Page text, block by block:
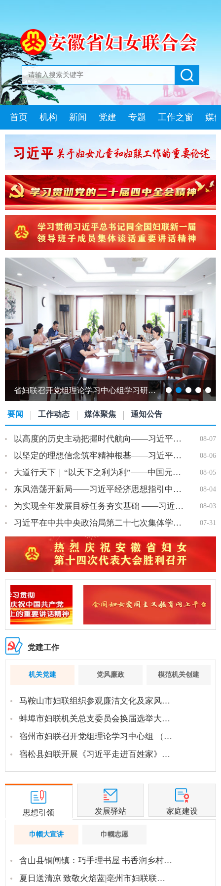
首页 机构 新闻 党建 专题 工作之窗 媒
省妇联召开党组理论学习中心组学习研讨会议
要闻 工作动态 媒体聚焦 通知公告
08-07
以高度的历史主动把握时代航向——习近平党建思想理论品格系列述…
08-06
以坚定的理想信念筑牢精神根基——习近平党建思想理论品格系列述…
08-05
大道行天下｜“以天下之利为利”——中国元首外交的世界情怀与大…
08-04
东风浩荡开新局——习近平经济思想指引中国经济高质量发展行稳致…
08-03
为实现全年发展目标任务夯实基础 ——习近平总书记引领“十五五…
07-31
习近平在中共中央政治局第二十七次集体学习时强调 强化政治引领 …
党建工作
机关党建 党风廉政 模范机关创建
马鞍山市妇联组织参观廉洁文化及家风…
蚌埠市妇联机关总支委员会换届选举大…
宿州市妇联召开党组理论学习中心组 （…
宿松县妇联开展《习近平走进百姓家》…
思想引领 发展驿站 家庭建设
巾帼大宣讲 巾帼志愿
含山县铜闸镇：巧手理书屋 书香润乡村…
夏日送清凉 致敬火焰蓝|亳州市妇联联…